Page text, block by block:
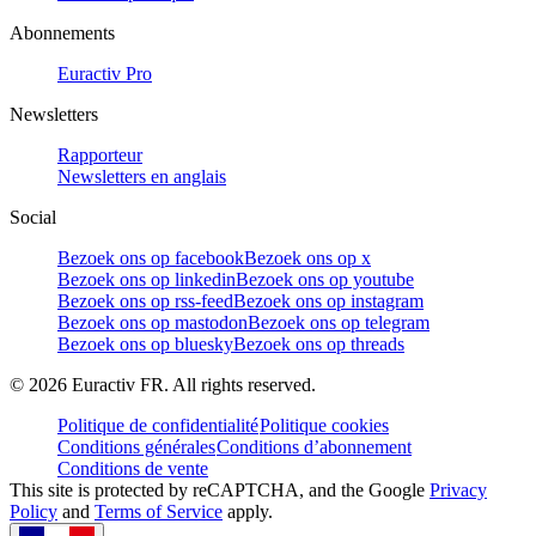
Abonnements
Euractiv Pro
Newsletters
Rapporteur
Newsletters en anglais
Social
Bezoek ons op facebookBezoek ons op x
Bezoek ons op linkedinBezoek ons op youtube
Bezoek ons op rss-feedBezoek ons op instagram
Bezoek ons op mastodonBezoek ons op telegram
Bezoek ons op blueskyBezoek ons op threads
© 2026 Euractiv FR. All rights reserved.
Politique de confidentialitéPolitique cookies
Conditions généralesConditions d’abonnement
Conditions de vente
This site is protected by reCAPTCHA, and the Google Privacy
Policy and Terms of Service apply.